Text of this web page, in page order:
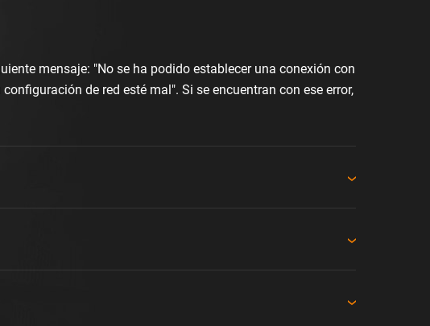
mensaje: "No se ha podido establecer una conexión con
de red esté mal". Si se encuentran con ese error,